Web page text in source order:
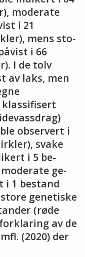
mo­de­ra­te
i 21
mens sto­
i 66
I de tolv
av laks, men
klassifisert
ob­ser­vert i
sva­ke
i 5 be­
ge­
i 1 be­stan­d
ge­ne­tis­ke
(røde
av de
(2020) der